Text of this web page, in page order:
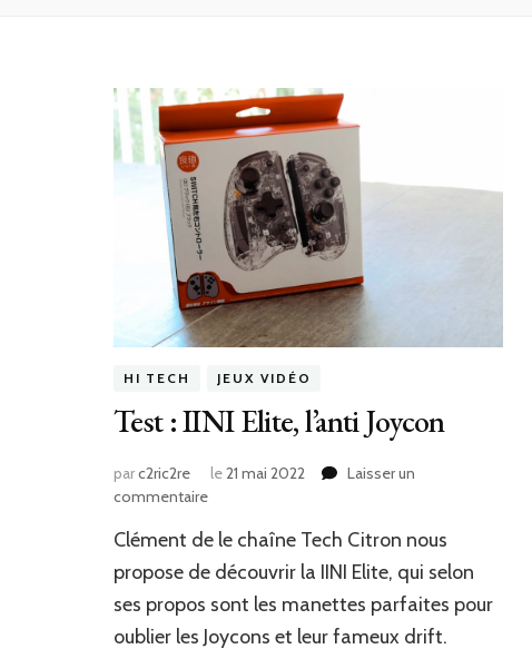
HI TECH JEUX VIDÉO
Test : IINI Elite, l’anti Joycon
parc2ric2re le21 mai 2022
Laisser un
commentairesur
:
IINI
l’anti
Joycon
Clément de le chaîne Tech Citron nous
propose de découvrir la IINI Elite, qui selon
ses propos sont les manettes parfaites pour
oublier les Joycons et leur fameux drift.